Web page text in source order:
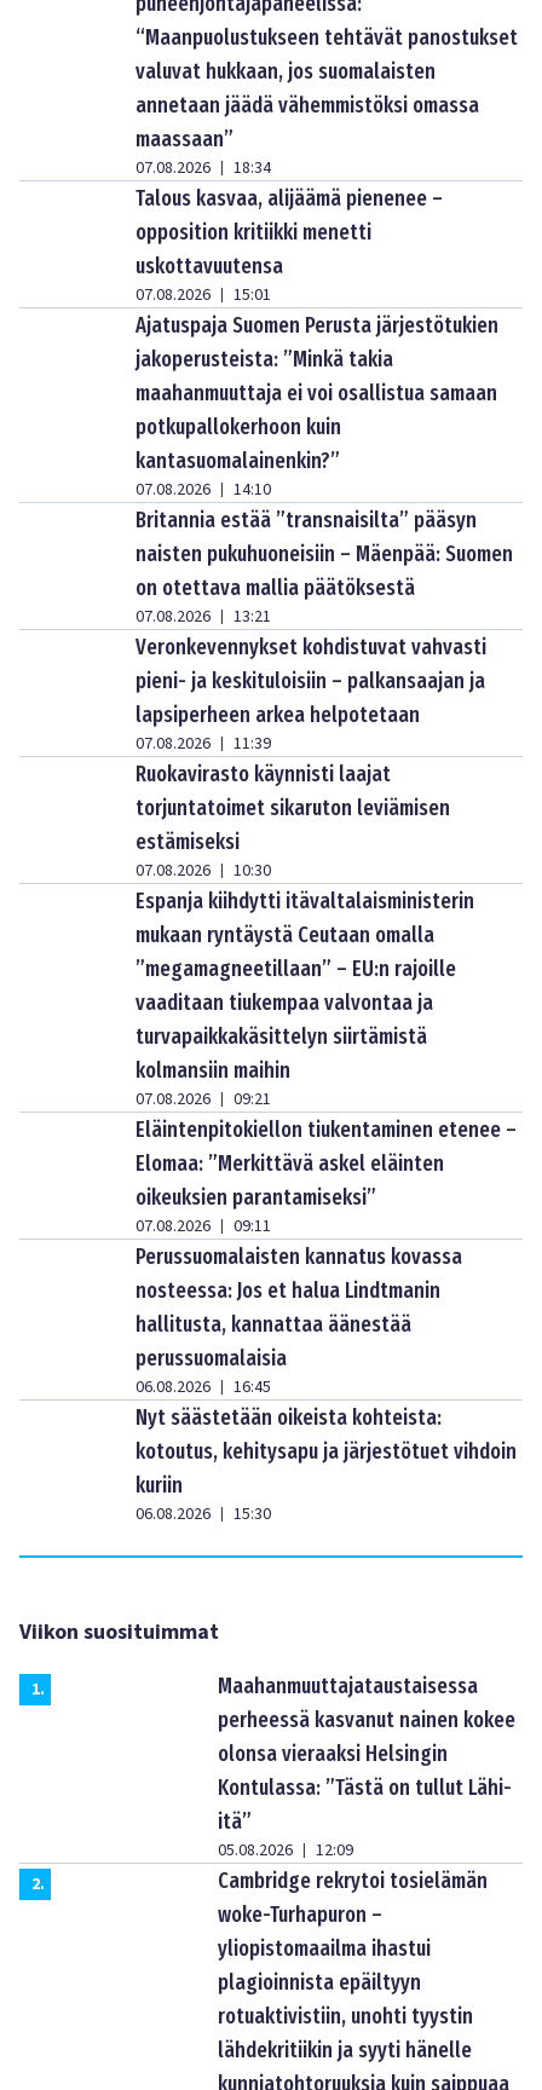
“Maanpuolustukseen tehtävät panostukset
valuvat hukkaan, jos suomalaisten
annetaan jäädä vähemmistöksi omassa
maassaan”
07.08.2026 | 18:34
Talous kasvaa, alijäämä pienenee –
opposition kritiikki menetti
uskottavuutensa
07.08.2026 | 15:01
Ajatuspaja Suomen Perusta järjestötukien
jakoperusteista: ”Minkä takia
maahanmuuttaja ei voi osallistua samaan
potkupallokerhoon kuin
kantasuomalainenkin?”
07.08.2026 | 14:10
Britannia estää ”transnaisilta” pääsyn
naisten pukuhuoneisiin – Mäenpää: Suomen
on otettava mallia päätöksestä
07.08.2026 | 13:21
Veronkevennykset kohdistuvat vahvasti
pieni- ja keskituloisiin – palkansaajan ja
lapsiperheen arkea helpotetaan
07.08.2026 | 11:39
Ruokavirasto käynnisti laajat
torjuntatoimet sikaruton leviämisen
estämiseksi
07.08.2026 | 10:30
Espanja kiihdytti itävaltalaisministerin
mukaan ryntäystä Ceutaan omalla
”megamagneetillaan” – EU:n rajoille
vaaditaan tiukempaa valvontaa ja
turvapaikkakäsittelyn siirtämistä
kolmansiin maihin
07.08.2026 | 09:21
Eläintenpitokiellon tiukentaminen etenee –
Elomaa: ”Merkittävä askel eläinten
oikeuksien parantamiseksi”
07.08.2026 | 09:11
Perussuomalaisten kannatus kovassa
nosteessa: Jos et halua Lindtmanin
hallitusta, kannattaa äänestää
perussuomalaisia
06.08.2026 | 16:45
Nyt säästetään oikeista kohteista:
kotoutus, kehitysapu ja järjestötuet vihdoin
kuriin
06.08.2026 | 15:30
Viikon suosituimmat
1.
Maahanmuuttajataustaisessa
perheessä kasvanut nainen kokee
olonsa vieraaksi Helsingin
Kontulassa: ”Tästä on tullut Lähi-
itä”
05.08.2026 | 12:09
2.
Cambridge rekrytoi tosielämän
woke-Turhapuron –
yliopistomaailma ihastui
plagioinnista epäiltyyn
rotuaktivistiin, unohti tyystin
lähdekritiikin ja syyti hänelle
kunniatohtoruuksia kuin saippuaa